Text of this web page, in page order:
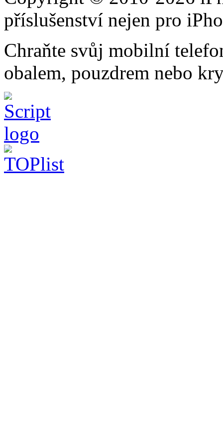
příslušenství nejen pro
Chraňte svůj mobilní
obalem, pouzdrem nebo